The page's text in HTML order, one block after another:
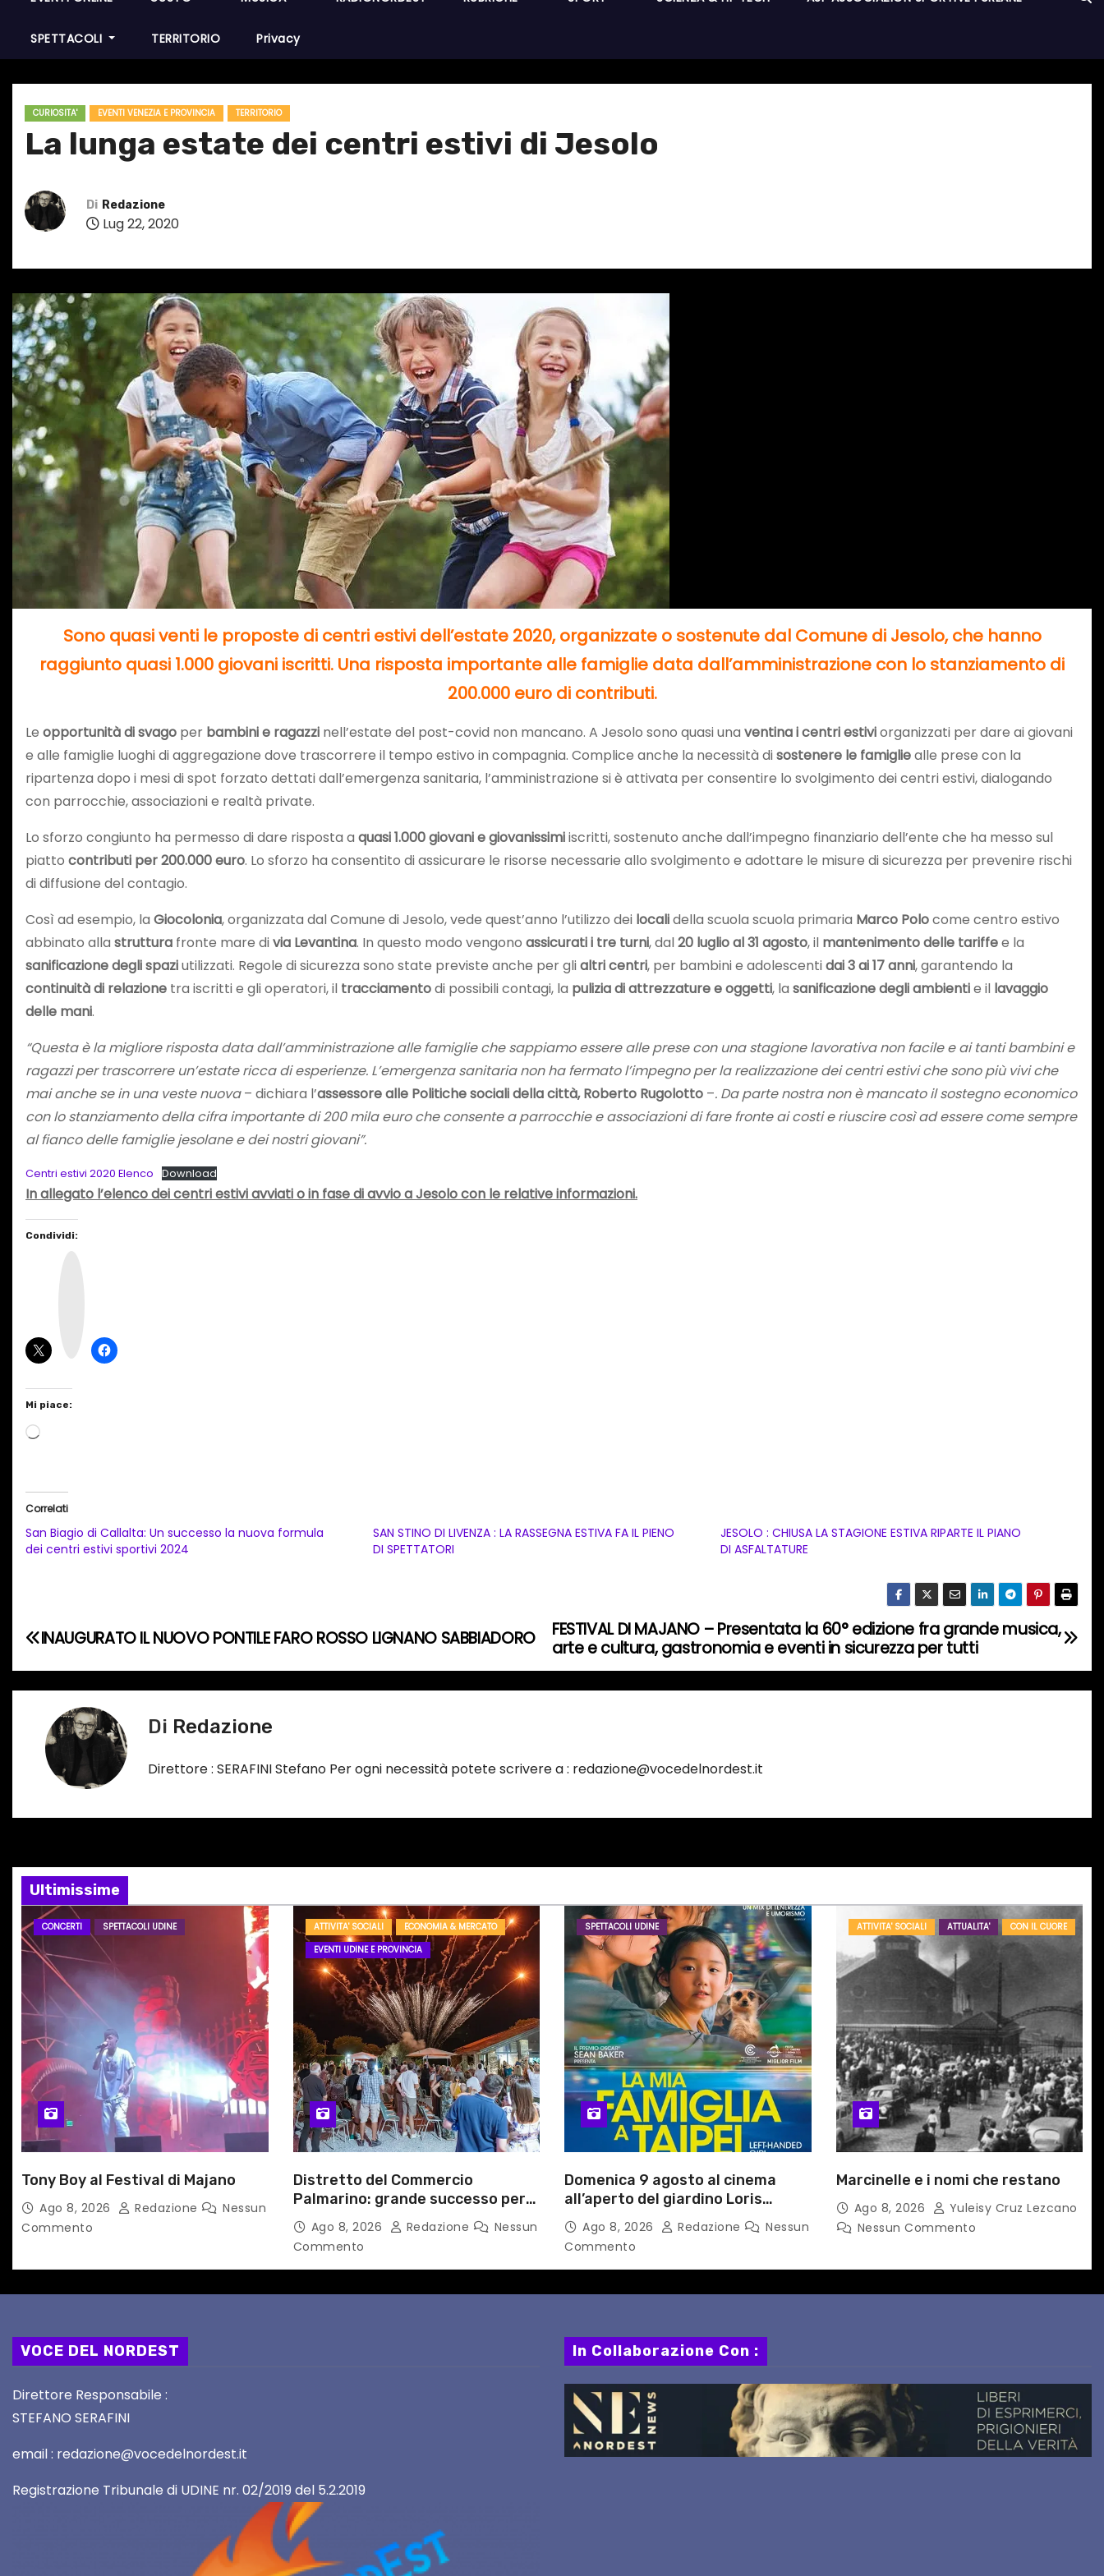
SPETTACOLI TERRITORIO Privacy
CURIOSITA' EVENTI VENEZIA E PROVINCIA TERRITORIO
La lunga estate dei centri estivi di Jesolo
Di Redazione
Lug 22, 2020
Sono quasi venti le proposte di centri estivi dell’estate 2020, organizzate o sostenute dal Comune di Jesolo, che hanno
raggiunto quasi 1.000 giovani iscritti. Una risposta importante alle famiglie data dall’amministrazione con lo stanziamento di
200.000 euro di contributi.
Le opportunità di svago per bambini e ragazzi nell’estate del post-covid non mancano. A Jesolo sono quasi una ventina i centri estiviorganizzati per dare ai giovani
e alle famiglie luoghi di aggregazione dove trascorrere il tempo estivo in compagnia. Complice anche la necessità disostenere le famigliealle prese con la
ripartenza dopo i mesi di spot forzato dettati dall’emergenza sanitaria, l’amministrazione si è attivata per consentire lo svolgimento dei centri estivi, dialogando
con parrocchie, associazioni e realtà private.
Lo sforzo congiunto ha permesso di dare risposta a quasi 1.000 giovani e giovanissimiiscritti, sostenuto anche dall’impegno finanziario dell’ente che ha messo sul
piatto contributi per 200.000 euro. Lo sforzo ha consentito di assicurare le risorse necessarie allo svolgimento e adottare le misure di sicurezza per prevenire rischi
di diffusione del contagio.
Così ad esempio, la Giocolonia, organizzata dal Comune di Jesolo, vede quest’anno l’utilizzo dei localidella scuola scuola primaria Marco Polocome centro estivo
abbinato alla struttura fronte mare divia Levantina. In questo modo vengono assicurati i tre turni, dal20 luglio al 31 agosto, il mantenimento delle tariffee la
sanificazione degli spaziutilizzati. Regole di sicurezza sono state previste anche per glialtri centri, per bambini e adolescentidai 3 ai 17 anni, garantendo la
continuità di relazione tra iscritti e gli operatori, il tracciamentodi possibili contagi, la pulizia di attrezzature e oggetti, la sanificazione degli ambientie il lavaggio
delle mani.
“Questa è la migliore risposta data dall’amministrazione alle famiglie che sappiamo essere alle prese con una stagione lavorativa non facile e ai tanti bambini e
ragazzi per trascorrere un’estate ricca di esperienze. L’emergenza sanitaria non ha fermato l’impegno per la realizzazione dei centri estivi che sono più vivi che
mai anche se in una veste nuova– dichiara l’assessore alle Politiche sociali della città, Roberto Rugolotto –. Da parte nostra non è mancato il sostegno economico
con lo stanziamento della cifra importante di 200 mila euro che consente a parrocchie e associazioni di fare fronte ai costi e riuscire così ad essere come sempre
al fianco delle famiglie jesolane e dei nostri giovani”.
Centri estivi 2020 Elenco Download
In allegato l’elenco dei centri estivi avviati o in fase di avvio a Jesolo con le relative informazioni.
Condividi:
Mi piace:
C
a
t
c
o
o
Correlati
San Biagio di Callalta: Un successo la nuova formula
dei centri estivi sportivi 2024
SAN STINO DI LIVENZA : LA RASSEGNA ESTIVA FA IL PIENO
DI SPETTATORI
JESOLO : CHIUSA LA STAGIONE ESTIVA RIPARTE IL PIANO
DI ASFALTATURE
N
a
i
o
n
a
r
t
i
c
o
l
FESTIVAL DI MAJANO – Presentata la 60° edizione fra grande musica,
arte e cultura, gastronomia e eventi in sicurezza per tutti
INAUGURATO IL NUOVO PONTILE FARO ROSSO LIGNANO SABBIADORO
Di Redazione
Direttore : SERAFINI Stefano Per ogni necessità potete scrivere a : redazione@vocedelnordest.it
Ultimissime
CONCERTI SPETTACOLI UDINE
Tony Boy al Festival di Majano
Ago 8, 2026 Redazione
Nessun
Commento
ATTIVITA' SOCIALI
ECONOMIA & MERCATO
EVENTI UDINE E PROVINCIA
Distretto del Commercio
Palmarino: grande successo per
la prima festa delle imprese del
territorio
Ago 8, 2026 Redazione
Nessun
Commento
SPETTACOLI UDINE
Domenica 9 agosto al cinema
all’aperto del giardino Loris
Fortuna LA MIA FAMIGLIA A TAIPEI
Ago 8, 2026 Redazione
Nessun
Commento
ATTIVITA' SOCIALI ATTUALITA' CON IL CUORE
Marcinelle e i nomi che restano
Ago 8, 2026
Yuleisy Cruz Lezcano
Nessun Commento
VOCE DEL NORDEST
Direttore Responsabile :
STEFANO SERAFINI
email : redazione@vocedelnordest.it
Registrazione Tribunale di UDINE nr. 02/2019 del 5.2.2019
In Collaborazione Con :